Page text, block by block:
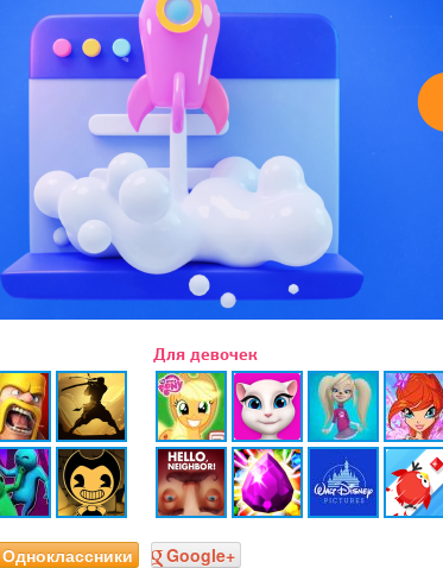
Для девочек
Одноклассники Google+